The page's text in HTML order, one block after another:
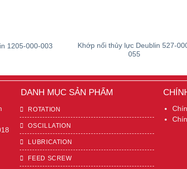
1205-000-003
Khớp nối thủy lực Deublin 527-
055
DANH MỤC SẢN PHẨM
ROTATION
OSCILLATION
LUBRICATION
FEED SCREW